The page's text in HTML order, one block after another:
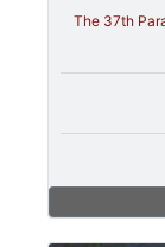
The 37th